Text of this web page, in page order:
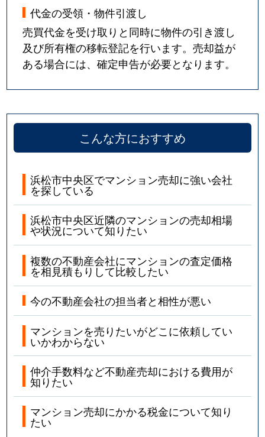
代金の受領・物件引渡し
売買代金を受け取りと同時に物件の引き渡し
及び所有権の移転登記を行います。売却益が
ある場合には、確定申告が必要となります。
こんな方におすすめ
浜松市中央区でマンション売却に強い会社
を探している
浜松市中央区近隣のマンションの売却相場
や状況について知りたい
複数の不動産会社にマンションの査定価格
を相見積もりして比較したい
今の不動産会社の担当者と相性が悪い
マンションを売りたいがどこに依頼してい
いかわからない
仲介手数料など不動産売却における費用が
知りたい
マンション売却にかかる税金について知り
たい